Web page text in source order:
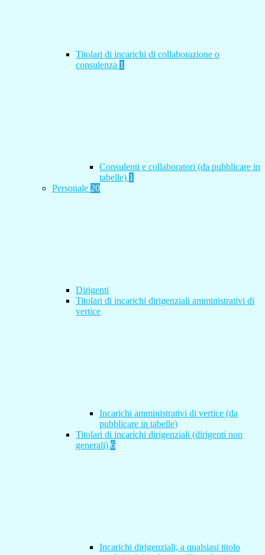
Titolari di incarichi di collaborazione o
consulenza 1
Consulenti e collaboratori (da pubblicare in
tabelle) 1
Personale 20
Dirigenti
Titolari di incarichi dirigenziali amministrativi di
vertice
Incarichi amministrativi di vertice (da
pubblicare in tabelle)
Titolari di incarichi dirigenziali (dirigenti non
generali) 6
Incarichi dirigenziali, a qualsiasi titolo